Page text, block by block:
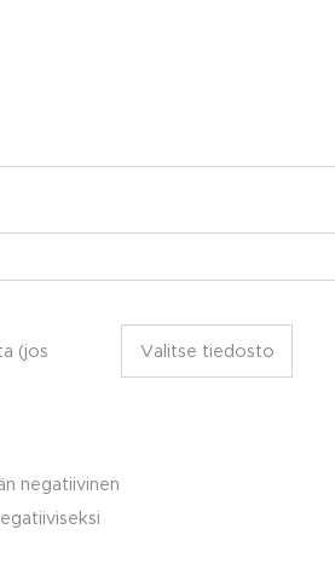
(jos Valitse tiedosto
negatiivinen